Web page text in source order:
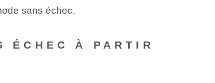
sans échec.
ÉCHEC À PARTIR